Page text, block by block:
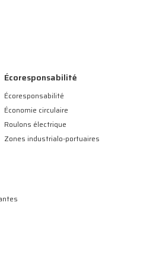
Écoresponsabilité
Écoresponsabilité
Économie circulaire
Roulons électrique
Zones industrialo-portuaires